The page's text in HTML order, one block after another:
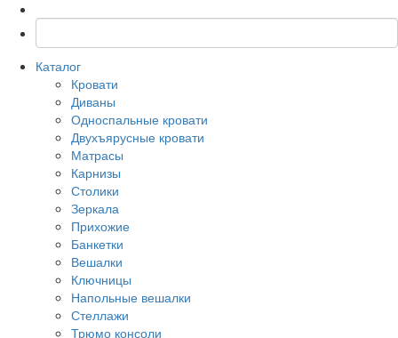
Каталог
Кровати
Диваны
Односпальные кровати
Двухъярусные кровати
Матрасы
Карнизы
Столики
Зеркала
Прихожие
Банкетки
Вешалки
Ключницы
Напольные вешалки
Стеллажи
Трюмо консоли